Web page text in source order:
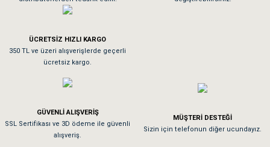
Tavşanım kafesinin kalitesine ve paketlemesine bayıldım
Sa**** On******
Kedilerim beğeniyorlar. Memnunuz. Uygun fiyatta olması iyi.
ÜCRETSİZ HIZLI KARGO
350 TL ve üzeri alışverişlerde geçerli
ücretsiz kargo.
GÜVENLİ ALIŞVERİŞ
SSL Sertifikası ve 3D ödeme ile güvenli
alışveriş.
MÜŞTERİ DESTEĞİ
Sizin için telefonun diğer ucundayız.